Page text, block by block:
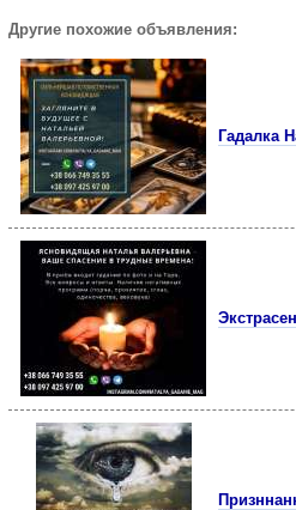
Другие похожие объявления:
Гадалка